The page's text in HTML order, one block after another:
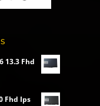
13.3 Fhd
Fhd Ips